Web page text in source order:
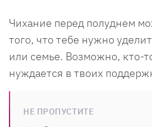
Чихание перед полуднем
того, что тебе нужно
или семье. Возможно, кто-
нуждается в твоих
НЕ ПРОПУСТИТЕ